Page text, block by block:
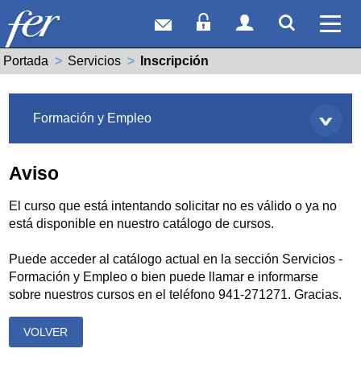
Correo webAcceso Socios
Acceso
Portada Servicios Actual:
Inscripción
Formación y Empleo
Aviso
El curso que está intentando solicitar no es válido o ya no
está disponible en nuestro catálogo de cursos.
Puede acceder al catálogo actual en la sección Servicios -
Formación y Empleo o bien puede llamar e informarse
sobre nuestros cursos en el teléfono 941-271271. Gracias.
VOLVER